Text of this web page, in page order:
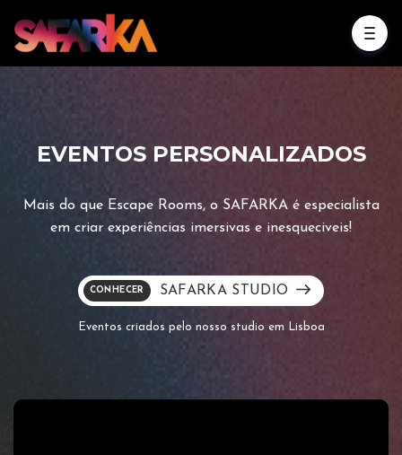
EVENTOS PERSONALIZADOS
Mais do que Escape Rooms, o SAFARKA é especialista
em criar experiências imersivas e inesqueciveis!
CONHECER SAFARKA STUDIO
Eventos criados pelo nosso studio em Lisboa